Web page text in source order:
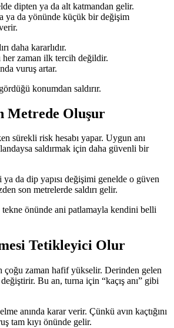
dipten ya da alt katmandan gelir.
ya da yönünde küçük bir değişim
daha kararlıdır.
her zaman ilk tercih değildir.
vuruş artar.
konumdan saldırır.
Metrede Oluşur
sürekli risk hesabı yapar. Uygun anı
saldırmak için daha güvenli bir
da dip yapısı değişimi genelde o güven
son metrelerde saldırı gelir.
önünde ani patlamayla kendini belli
Tetikleyici Olur
çoğu zaman hafif yükselir. Derinden gelen
Bu an, turna için “kaçış anı” gibi
anında karar verir. Çünkü avın kaçtığını
tam kıyı önünde gelir.